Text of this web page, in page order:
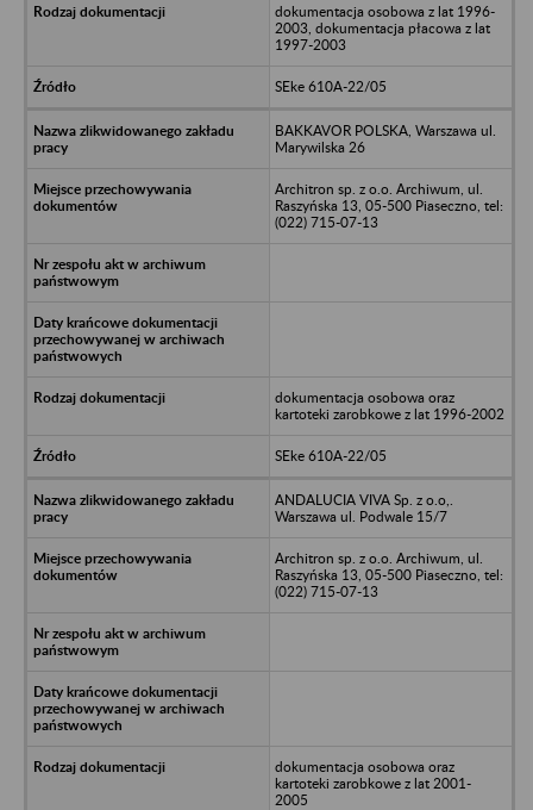
dokumentacja osobowa z lat 1996-
2003, dokumentacja płacowa z lat
1997-2003
SEke 610A-22/05
BAKKAVOR POLSKA, Warszawa ul.
Marywilska 26
Architron sp. z o.o. Archiwum, ul.
Raszyńska 13, 05-500 Piaseczno, tel:
(022) 715-07-13
dokumentacja osobowa oraz
kartoteki zarobkowe z lat 1996-2002
SEke 610A-22/05
ANDALUCIA VIVA Sp. z o.o,.
Warszawa ul. Podwale 15/7
Architron sp. z o.o. Archiwum, ul.
Raszyńska 13, 05-500 Piaseczno, tel:
(022) 715-07-13
dokumentacja osobowa oraz
kartoteki zarobkowe z lat 2001-
2005